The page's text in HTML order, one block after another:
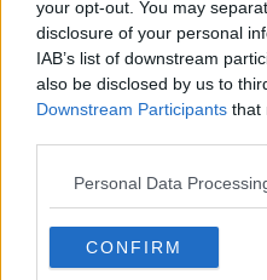
your opt-out. You may
disclosure of your personal
IAB’s list of downstream
also be disclosed by us to
Downstream Participants that
Personal Data
CONFIRM
Saudita e Pakistan
7 AGOSTO 2026